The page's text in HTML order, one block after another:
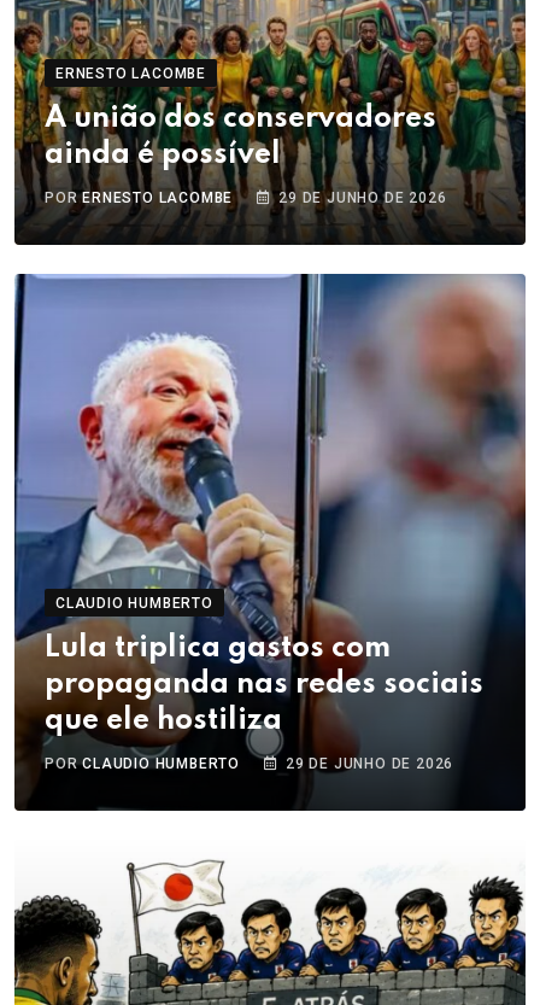
ERNESTO LACOMBE
A união dos conservadores
ainda é possível
PORERNESTO LACOMBE 29 DE JUNHO DE 2026
CLAUDIO HUMBERTO
Lula triplica gastos com
propaganda nas redes sociais
que ele hostiliza
PORCLAUDIO HUMBERTO 29 DE JUNHO DE 2026